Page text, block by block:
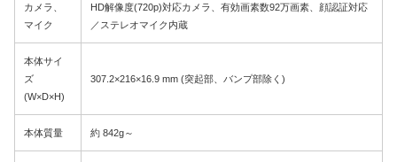
カメラ、
マイク
HD解像度(720p)対応カメラ、有効画素数92万画素、顔認証対応
／ステレオマイク内蔵
本体サイ
ズ
(W×D×H)
307.2×216×16.9 mm (突起部、バンプ部除く)
本体質量 約 842g～